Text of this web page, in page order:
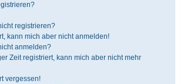
registrieren?
kann mich aber nicht anmelden!
anmelden?
Zeit registriert, kann mich aber nicht mehr
vergessen!